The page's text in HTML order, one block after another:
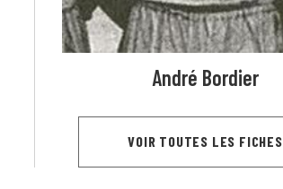
André Bordier
VOIR TOUTES LES FICHES